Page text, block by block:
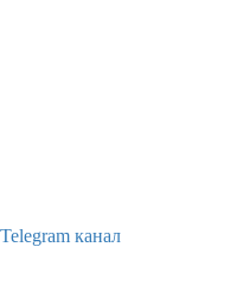
Telegram канал